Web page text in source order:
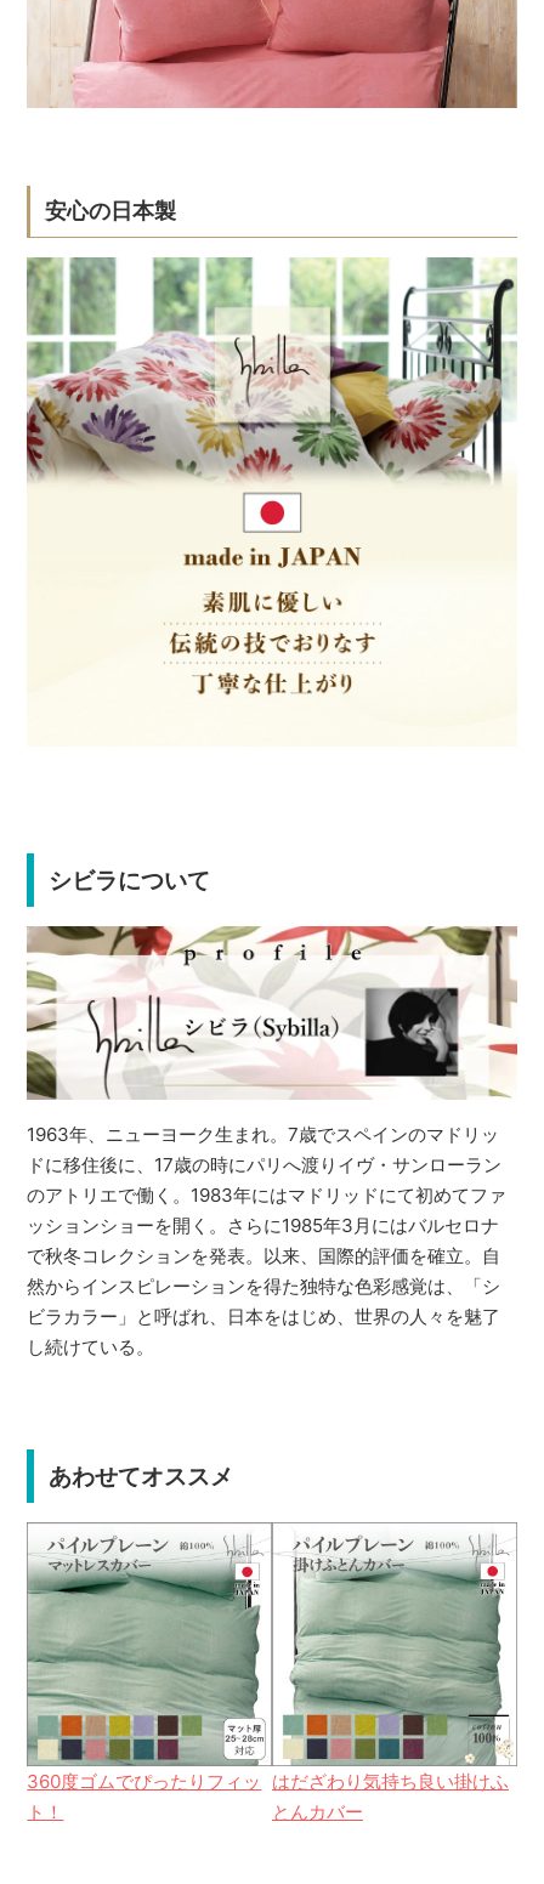
安心の日本製
シビラについて
1963年、ニューヨーク生まれ。7歳でスペインのマドリッ
ドに移住後に、17歳の時にパリへ渡りイヴ・サンローラン
のアトリエで働く。1983年にはマドリッドにて初めてファ
ッションショーを開く。さらに1985年3月にはバルセロナ
で秋冬コレクションを発表。以来、国際的評価を確立。自
然からインスピレーションを得た独特な色彩感覚は、「シ
ビラカラー」と呼ばれ、日本をはじめ、世界の人々を魅了
し続けている。
あわせてオススメ
360度ゴムでぴったりフィッ
ト！
はだざわり気持ち良い掛けふ
とんカバー